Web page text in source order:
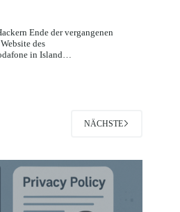
von Vodafone
Ende der vergangenen
des